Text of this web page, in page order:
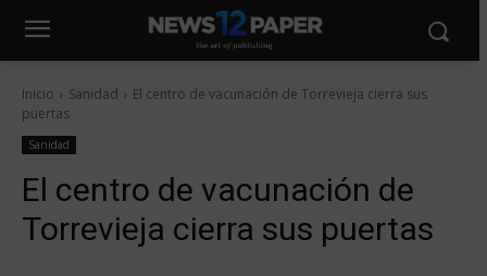
Inicio Sanidad
El centro de vacunación de Torrevieja cierra sus
puertas
Sanidad
El centro de vacunación de
Torrevieja cierra sus puertas